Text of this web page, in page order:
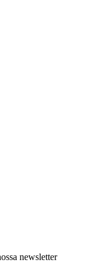
newsletter